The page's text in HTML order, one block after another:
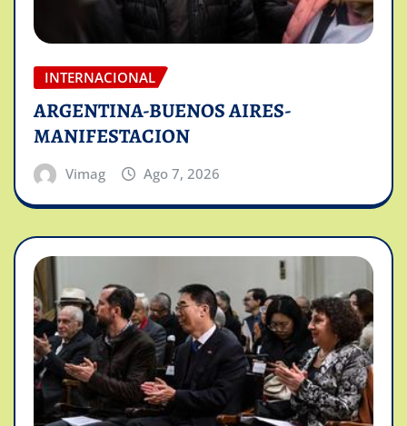
INTERNACIONAL
ARGENTINA-BUENOS AIRES-
MANIFESTACION
Vimag Ago 7, 2026